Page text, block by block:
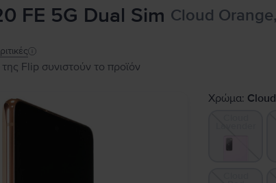
FE 5G Dual Sim Cloud
Flip συνιστούν το προϊόν
Χρώμα: